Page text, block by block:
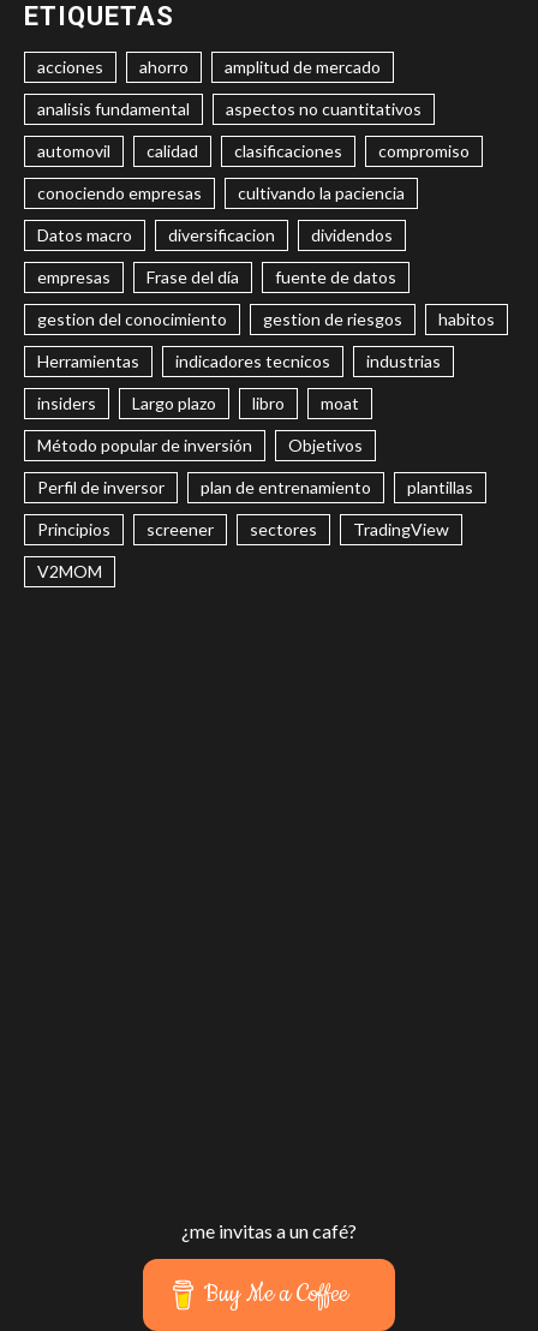
ETIQUETAS
acciones ahorro amplitud de mercado
analisis fundamental aspectos no cuantitativos
automovil calidad clasificaciones compromiso
conociendo empresas cultivando la paciencia
Datos macro diversificacion dividendos
empresas Frase del día fuente de datos
gestion del conocimiento gestion de riesgos habitos
Herramientas indicadores tecnicos industrias
insiders Largo plazo libro moat
Método popular de inversión Objetivos
Perfil de inversor plan de entrenamiento plantillas
Principios screener sectores TradingView
V2MOM
¿me invitas a un café?
Buy Me a Coffee